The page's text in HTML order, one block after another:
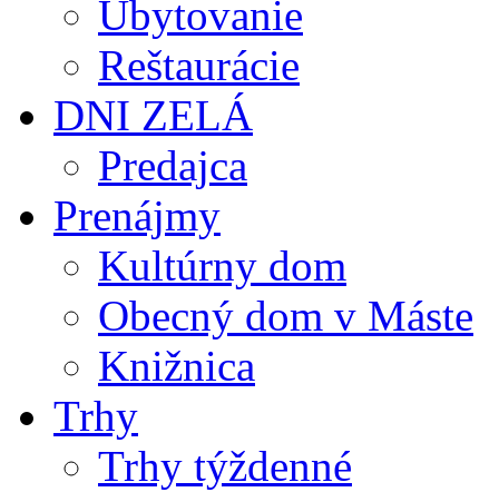
Ubytovanie
Reštaurácie
DNI ZELÁ
Predajca
Prenájmy
Kultúrny dom
Obecný dom v Máste
Knižnica
Trhy
Trhy týždenné